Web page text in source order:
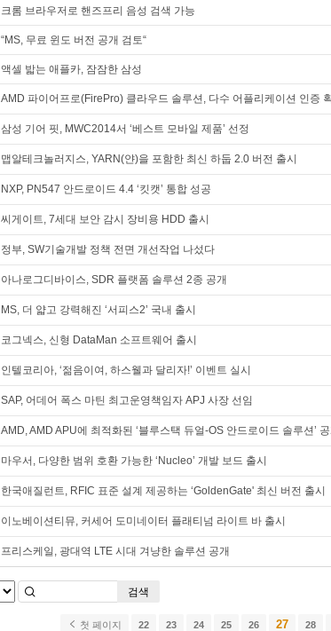
크롬 브라우저로 핸즈프리 음성 검색 가능
“MS, 무료 윈도 버전 공개 검토“
액셀 밟는 애플카, 잠잠한 삼성
AMD 파이어프로(FirePro) 클라우드 솔루션, 다수 어플리케이션 인증
삼성 기어 핏, MWC2014서 ‘베스트 모바일 제품’ 선정
맵알테크놀러지스, YARN(얀)을 포함한 최신 하둡 2.0 버전 출시
NXP, PN547 안드로이드 4.4 ‘킷캣’ 통합 성공
씨게이트, 7세대 보안 감시 장비용 HDD 출시
정부, SW기술개발 정책 전면 개선작업 나섰다
아나로그디바이스, SDR 플랫폼 솔루션 2종 공개
MS, 더 얇고 강력해진 ‘서피스2’ 국내 출시
코그넥스, 신형 DataMan 소프트웨어 출시
인텔코리아, ‘젊음이여, 하스웰과 달리자!’ 이벤트 실시
SAP, 어데어 폭스 마틴 최고운영책임자 APJ 사장 선임
AMD, AMD APU에 최적화된 ‘블루스택 듀얼-OS 안드로이드 솔루션’ 공
마우서, 다양한 범위 호환 가능한 ‘Nucleo’ 개발 보드 출시
한국애질런트, RFIC 표준 설계 제공하는 ‘GoldenGate' 최신 버전 출시
이노베이션티뮤, 커세어 도미네이터 플래티넘 라이트 바 출시
프리스케일, 광대역 LTE 시대 겨냥한 솔루션 공개
검색
첫 페이지 22 23 24 25 26 27 28